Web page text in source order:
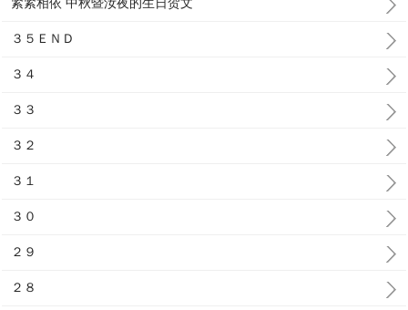
３５ＥＮＤ
３４
３３
３２
３１
３０
２９
２８